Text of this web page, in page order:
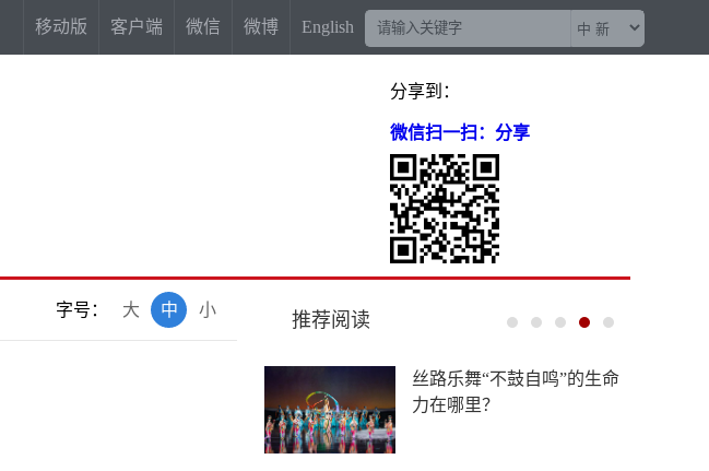
移动版 客户端 微信 微博 English
分享到：
微信扫一扫：分享
字号： 小
中
大 推荐阅读
导弹库存见底，美军急于研
发射程1800公里巨炮